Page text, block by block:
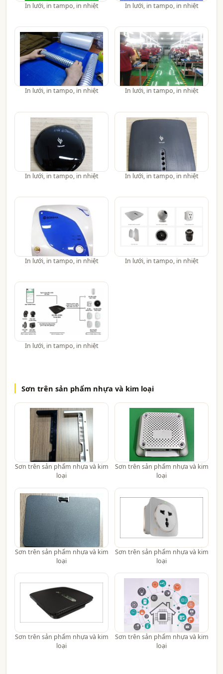
In lưới, in tampo, in nhiệt In lưới, in tampo, in nhiệt
In lưới, in tampo, in nhiệt In lưới, in tampo, in nhiệt
In lưới, in tampo, in nhiệt In lưới, in tampo, in nhiệt
In lưới, in tampo, in nhiệt In lưới, in tampo, in nhiệt
In lưới, in tampo, in nhiệt
Sơn trên sản phẩm nhựa và kim loại
Sơn trên sản phẩm nhựa và kim
loại
Sơn trên sản phẩm nhựa và kim
loại
Sơn trên sản phẩm nhựa và kim
loại
Sơn trên sản phẩm nhựa và kim
loại
Sơn trên sản phẩm nhựa và kim
loại
Sơn trên sản phẩm nhựa và kim
loại